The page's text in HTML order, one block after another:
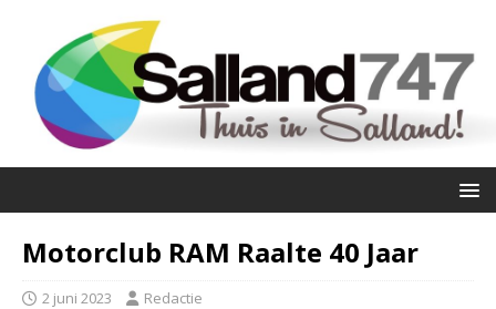
Motorclub RAM Raalte 40 Jaar
2 juni 2023 Redactie